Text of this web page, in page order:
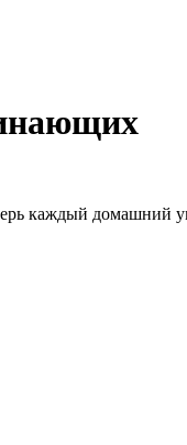
каждый домашний